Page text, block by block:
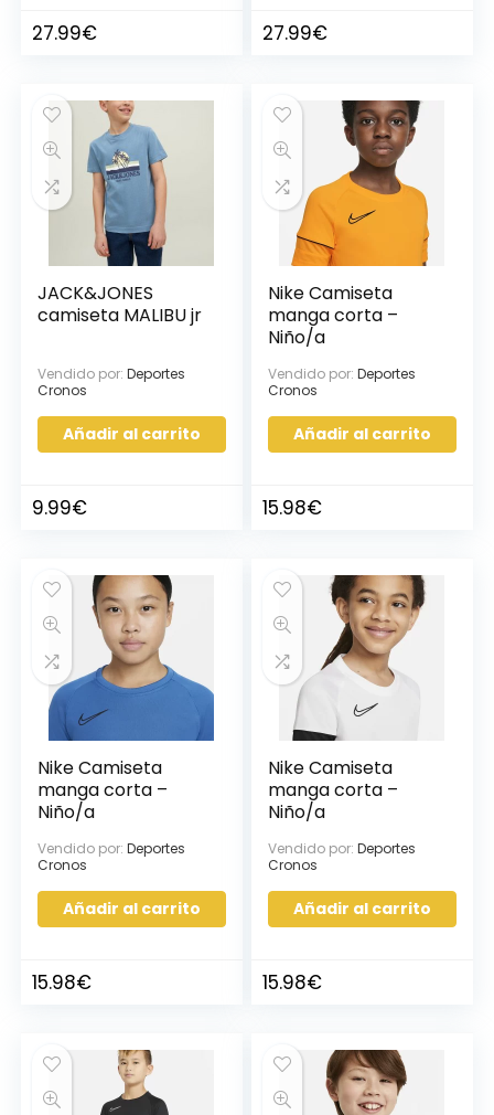
27.99€ 27.99€
JACK&JONES
camiseta MALIBU jr
Vendido por: Deportes
Cronos
Añadir al carrito
9.99€
Nike Camiseta
manga corta –
Niño/a
Vendido por: Deportes
Cronos
Añadir al carrito
15.98€
Nike Camiseta
manga corta –
Niño/a
Vendido por: Deportes
Cronos
Añadir al carrito
15.98€
Nike Camiseta
manga corta –
Niño/a
Vendido por: Deportes
Cronos
Añadir al carrito
15.98€